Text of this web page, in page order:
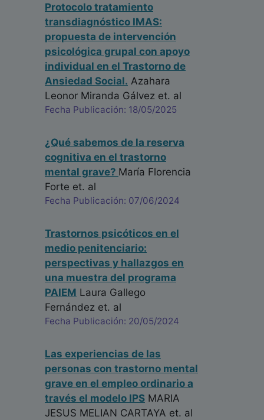
Protocolo tratamiento
transdiagnóstico IMAS:
propuesta de intervención
psicológica grupal con apoyo
individual en el Trastorno de
Ansiedad Social. Azahara
Leonor Miranda Gálvez et. al
Fecha Publicación: 18/05/2025
¿Qué sabemos de la reserva
cognitiva en el trastorno
mental grave? María Florencia
Forte et. al
Fecha Publicación: 07/06/2024
Trastornos psicóticos en el
medio penitenciario:
perspectivas y hallazgos en
una muestra del programa
PAIEM Laura Gallego
Fernández et. al
Fecha Publicación: 20/05/2024
Las experiencias de las
personas con trastorno mental
grave en el empleo ordinario a
través el modelo IPS MARIA
JESUS MELIAN CARTAYA et. al